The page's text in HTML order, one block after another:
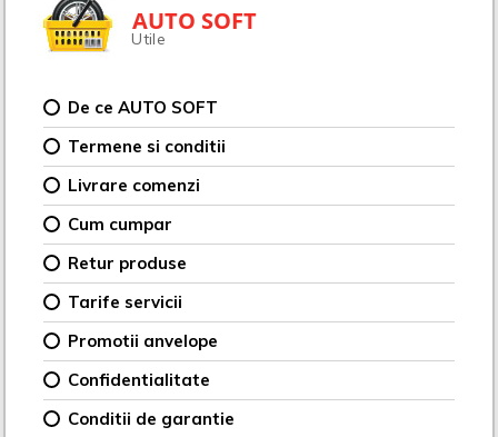
AUTO SOFT
Utile
De ce AUTO SOFT
Termene si conditii
Livrare comenzi
Cum cumpar
Retur produse
Tarife servicii
Promotii anvelope
Confidentialitate
Conditii de garantie